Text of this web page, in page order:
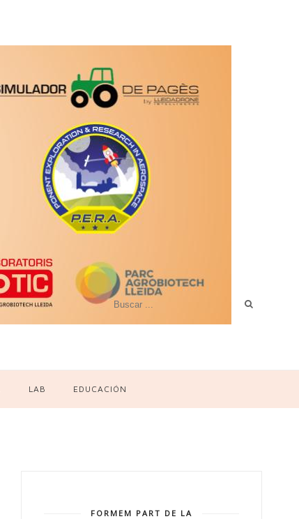
LAB EDUCACIÓN
FORMEM PART DE LA